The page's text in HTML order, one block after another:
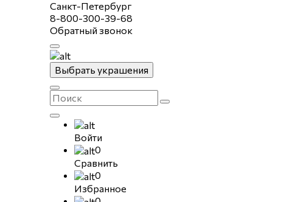
Санкт-Петербург
8-800-300-39-68
Обратный звонок
Выбрать украшения
Войти
0
Сравнить
0
Избранное